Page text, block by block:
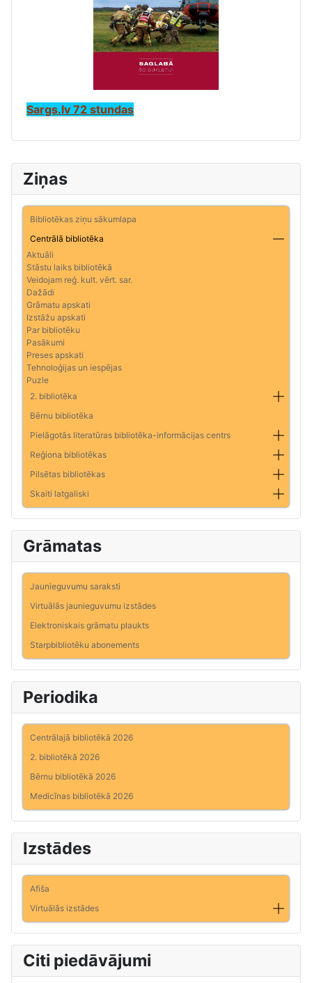
Ziņas
Bibliotēkas ziņu sākumlapa
Centrālā bibliotēka
Aktuāli
Stāstu laiks bibliotēkā
Veidojam reģ. kult. vērt. sar.
Dažādi
Grāmatu apskati
Izstāžu apskati
Par bibliotēku
Pasākumi
Preses apskati
Tehnoloģijas un iespējas
Puzle
2. bibliotēka
Bērnu bibliotēka
Pielāgotās literatūras bibliotēka-informācijas centrs
Reģiona bibliotēkas
Pilsētas bibliotēkas
Skaiti latgaliski
Grāmatas
Jaunieguvumu saraksti
Virtuālās jaunieguvumu izstādes
Elektroniskais grāmatu plaukts
Starpbibliotēku abonements
Periodika
Centrālajā bibliotēkā 2026
2. bibliotēkā 2026
Bērnu bibliotēkā 2026
Medicīnas bibliotēkā 2026
Izstādes
Afiša
Virtuālās izstādes
Citi piedāvājumi
Sargs.lv 72 stundas